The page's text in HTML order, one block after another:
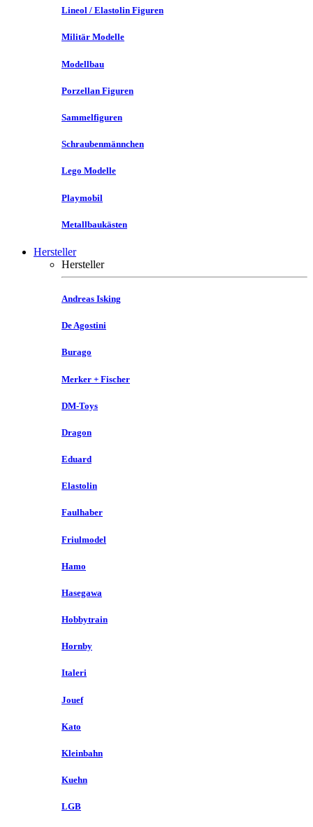
Lineol / Elastolin Figuren
Militär Modelle
Modellbau
Porzellan Figuren
Sammelfiguren
Schraubenmännchen
Lego Modelle
Playmobil
Metallbaukästen
Hersteller
Hersteller
Andreas Isking
De Agostini
Burago
Merker + Fischer
DM-Toys
Dragon
Eduard
Elastolin
Faulhaber
Friulmodel
Hamo
Hasegawa
Hobbytrain
Hornby
Italeri
Jouef
Kato
Kleinbahn
Kuehn
LGB